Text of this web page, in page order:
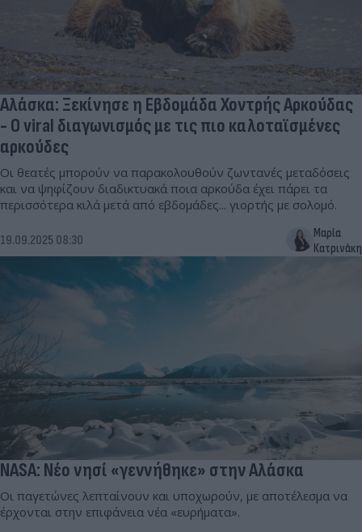
Αλάσκα: Ξεκίνησε η Εβδομάδα Χοντρής Αρκούδας
- Ο viral διαγωνισμός με τις πιο καλοταϊσμένες
αρκούδες
Οι θεατές μπορούν να παρακολουθούν ζωντανές μεταδόσεις
και να ψηφίζουν διαδικτυακά ποια αρκούδα έχει πάρει τα
περισσότερα κιλά μετά από εβδομάδες... γιορτής με σολομό.
19.09.2025 08:30
Μαρία
Κατρινάκη
NASA: Νέο νησί «γεννήθηκε» στην Αλάσκα
Οι παγετώνες λεπταίνουν και υποχωρούν, με αποτέλεσμα να
έρχονται στην επιφάνεια νέα «ευρήματα».